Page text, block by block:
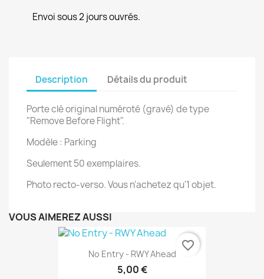
Envoi sous 2 jours ouvrés.
Description Détails du produit
Porte clé original numéroté (gravé) de type
"Remove Before Flight".
Modèle : Parking
Seulement 50 exemplaires.
Photo recto-verso. Vous n'achetez qu'1 objet.
VOUS AIMEREZ AUSSI
No Entry - RWY Ahead
5,00 €
favorite_border